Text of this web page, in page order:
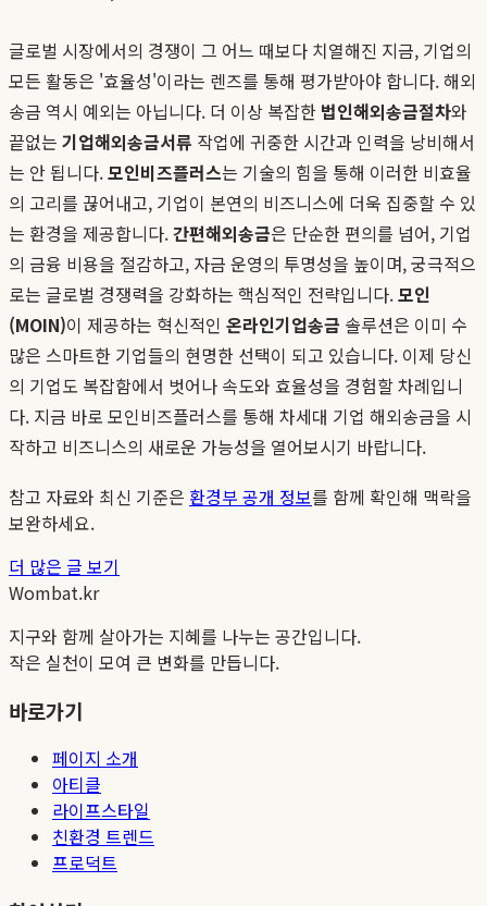
글로벌 시장에서의 경쟁이 그 어느 때보다 치열해진 지금, 기업의
모든 활동은 '효율성'이라는 렌즈를 통해 평가받아야 합니다. 해외
송금 역시 예외는 아닙니다. 더 이상 복잡한 법인해외송금절차와
끝없는 기업해외송금서류 작업에 귀중한 시간과 인력을 낭비해서
는 안 됩니다.모인비즈플러스는 기술의 힘을 통해 이러한 비효율
의 고리를 끊어내고, 기업이 본연의 비즈니스에 더욱 집중할 수 있
는 환경을 제공합니다.간편해외송금은 단순한 편의를 넘어, 기업
의 금융 비용을 절감하고, 자금 운영의 투명성을 높이며, 궁극적으
로는 글로벌 경쟁력을 강화하는 핵심적인 전략입니다.모인
(MOIN)이 제공하는 혁신적인 온라인기업송금 솔루션은 이미 수
많은 스마트한 기업들의 현명한 선택이 되고 있습니다. 이제 당신
의 기업도 복잡함에서 벗어나 속도와 효율성을 경험할 차례입니
다. 지금 바로 모인비즈플러스를 통해 차세대 기업 해외송금을 시
작하고 비즈니스의 새로운 가능성을 열어보시기 바랍니다.
참고 자료와 최신 기준은 환경부 공개 정보를 함께 확인해 맥락을
보완하세요.
더 많은 글 보기
Wombat.kr
지구와 함께 살아가는 지혜를 나누는 공간입니다.
작은 실천이 모여 큰 변화를 만듭니다.
바로가기
페이지 소개
아티클
라이프스타일
친환경 트렌드
프로덕트